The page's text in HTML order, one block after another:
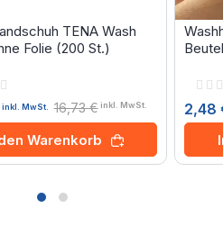
TENA Wash
Folie (200 St.)
inkl. MwSt. 16,73 € inkl. MwSt.
Warenkorb
2,48